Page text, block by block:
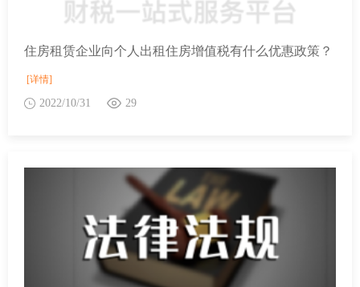
住房租赁企业向个人出租住房增值税有什么优惠政策？
[详情]
2022/10/31 29